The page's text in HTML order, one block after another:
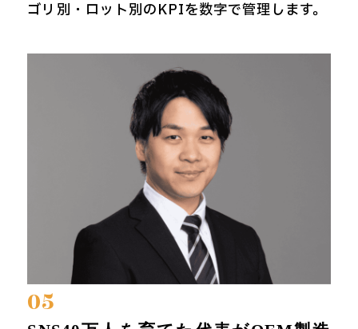
ゴリ別・ロット別のKPIを数字で管理します。
05